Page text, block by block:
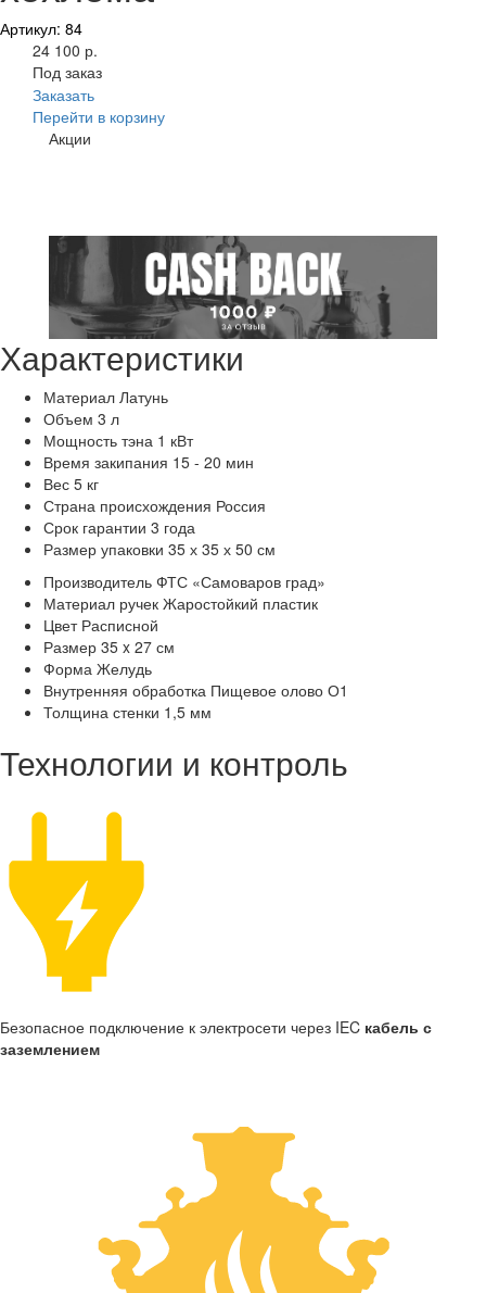
Артикул: 84
24 100 р.
Под заказ
Заказать
Перейти в корзину
Акции
Характеристики
Материал Латунь
Объем 3 л
Мощность тэна 1 кВт
Время закипания 15 - 20 мин
Вес 5 кг
Страна происхождения Россия
Срок гарантии 3 года
Размер упаковки 35 х 35 х 50 см
Производитель ФТС «Самоваров град»
Материал ручек Жаростойкий пластик
Цвет Расписной
Размер 35 x 27 см
Форма Желудь
Внутренняя обработка Пищевое олово О1
Толщина стенки 1,5 мм
Технологии и контроль
Безопасное подключение к электросети через IEC кабель с
заземлением